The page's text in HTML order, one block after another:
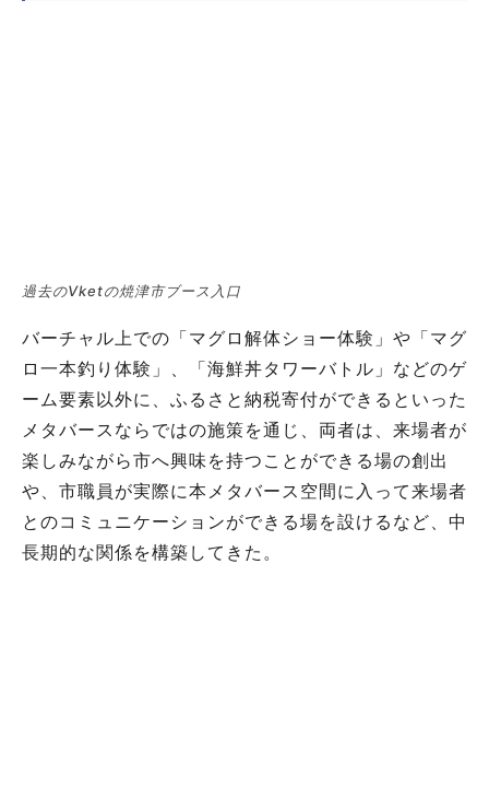
過去のVketの焼津市ブース入口
バーチャル上での「マグロ解体ショー体験」や「マグ
ロ一本釣り体験」、「海鮮丼タワーバトル」などのゲ
ーム要素以外に、ふるさと納税寄付ができるといった
メタバースならではの施策を通じ、両者は、来場者が
楽しみながら市へ興味を持つことができる場の創出
や、市職員が実際に本メタバース空間に入って来場者
とのコミュニケーションができる場を設けるなど、中
長期的な関係を構築してきた。